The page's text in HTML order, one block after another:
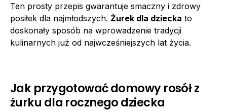
Ten prosty przepis gwarantuje smaczny i zdrowy
posiłek dla najmłodszych. Żurek dla dziecka to
doskonały sposób na wprowadzenie tradycji
kulinarnych już od najwcześniejszych lat życia.
Jak przygotować domowy rosół z
żurku dla rocznego dziecka